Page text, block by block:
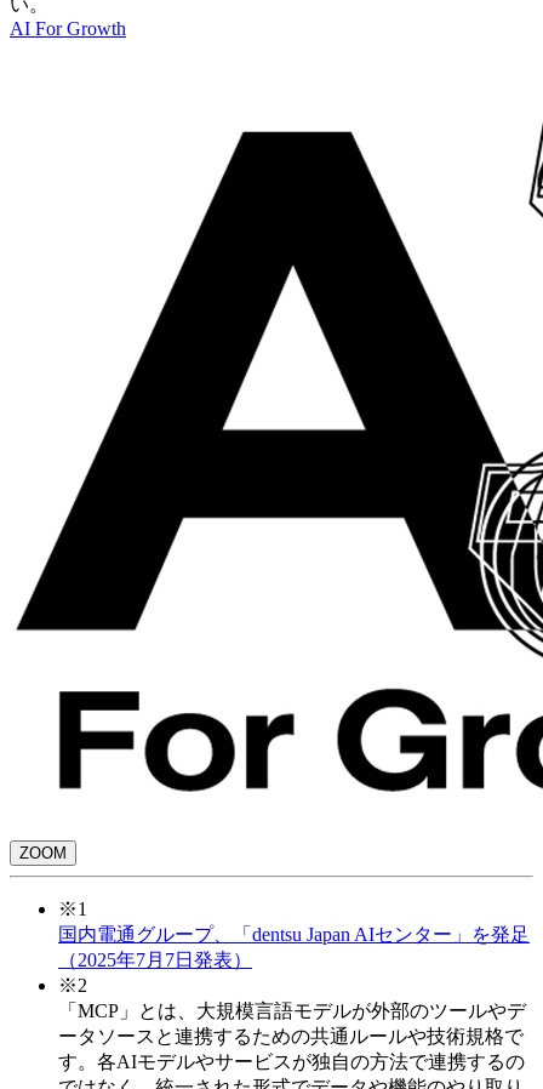
い。
AI For Growth
ZOOM
※1
国内電通グループ、「dentsu Japan AIセンター」を発足
（2025年7月7日発表）
※2
「MCP」とは、大規模言語モデルが外部のツールやデ
ータソースと連携するための共通ルールや技術規格で
す。各AIモデルやサービスが独自の方法で連携するの